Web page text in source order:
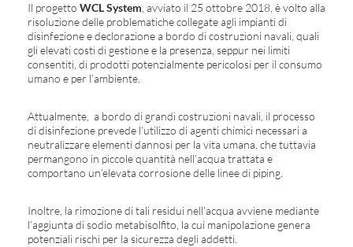
Il progetto WCL System , avviato il 25 ottobre 2018, è volto alla
risoluzione delle problematiche collegate agli impianti di
disinfezione e declorazione a bordo di costruzioni navali, quali
gli elevati costi di gestione e la presenza, seppur nei limiti
consentiti, di prodotti potenzialmente pericolosi per il consumo
umano e per l’ambiente.
Attualmente, a bordo di grandi costruzioni navali, il processo
di disinfezione prevede l’utilizzo di agenti chimici necessari a
neutralizzare elementi dannosi per la vita umana, che tuttavia
permangono in piccole quantità nell’acqua trattata e
comportano un’elevata corrosione delle linee di piping.
Inoltre, la rimozione di tali residui nell’acqua avviene mediante
l’aggiunta di sodio metabisolfito, la cui manipolazione genera
potenziali rischi per la sicurezza degli addetti.